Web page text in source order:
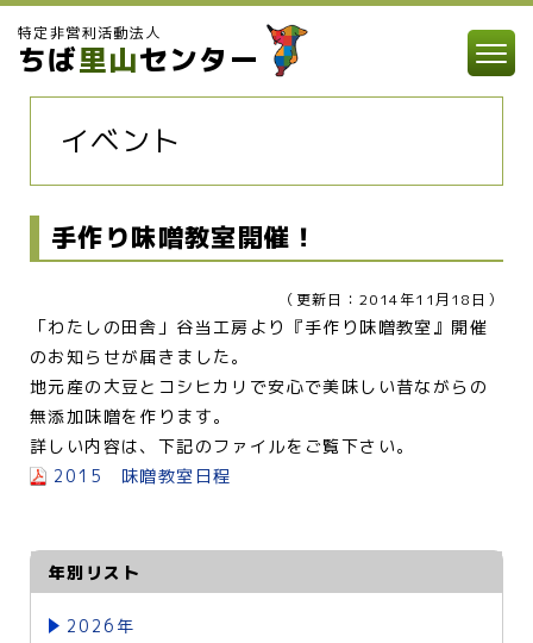
特定非営利活動法人
ちば里山センター
イベント
手作り味噌教室開催！
（更新日：2014年11月18日）
「わたしの田舎」谷当工房より『手作り味噌教室』開催
のお知らせが届きました。
地元産の大豆とコシヒカリで安心で美味しい昔ながらの
無添加味噌を作ります。
詳しい内容は、下記のファイルをご覧下さい。
2015 味噌教室日程
年別リスト
2026年